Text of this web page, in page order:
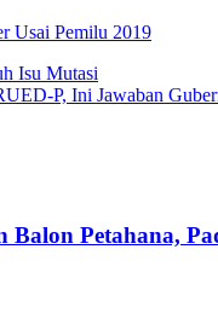
Usai Pemilu 2019
Isu Mutasi
P, Ini Jawaban
Petahana,